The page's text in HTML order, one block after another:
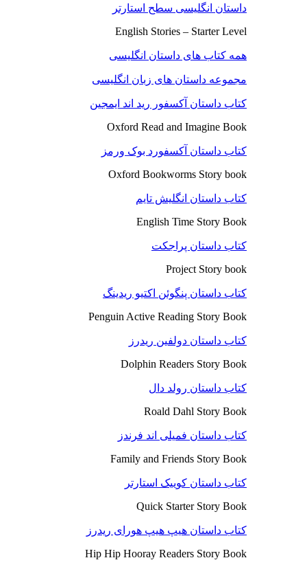
داستان انگلیسی سطح استارتر
English Stories – Starter Level
همه کتاب های داستان انگلیسی
مجموعه داستان های زبان انگلیسی
کتاب داستان آکسفور رید اند ایمجین
Oxford Read and Imagine Book
کتاب داستان آکسفورد بوک ورمز
Oxford Bookworms Story book
کتاب داستان انگلیش تایم
English Time Story Book
کتاب داستان پراجکت
Project Story book
کتاب داستان پنگوئن اکتیو ریدینگ
Penguin Active Reading Story Book
کتاب داستان دولفین ریدرز
Dolphin Readers Story Book
کتاب داستان رولد دال
Roald Dahl Story Book
کتاب داستان فمیلی اند فرندز
Family and Friends Story Book
کتاب داستان کوییک استارتر
Quick Starter Story Book
کتاب داستان هیپ هیپ هورای ریدرز
Hip Hip Hooray Readers Story Book